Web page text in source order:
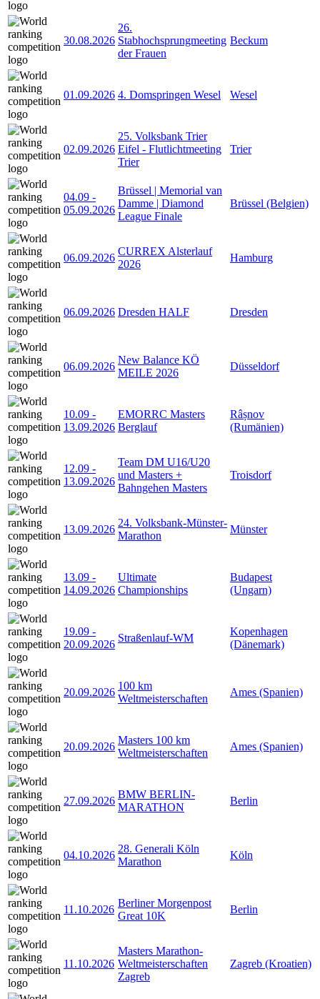
30.08.2026
26.
Stabhochsprungmeeting
der Frauen
Beckum
01.09.2026 4. Domspringen Wesel Wesel
02.09.2026
25. Volksbank Trier
Eifel - Flutlichtmeeting
Trier
Trier
04.09 -
05.09.2026
Brüssel | Memorial van
Damme | Diamond
League Finale
Brüssel (Belgien)
06.09.2026
CURREX Alsterlauf
2026
Hamburg
06.09.2026 Dresden HALF Dresden
06.09.2026
New Balance KÖ
MEILE 2026
Düsseldorf
10.09 -
13.09.2026
EMORRC Masters
Berglauf
Râșnov
(Rumänien)
12.09 -
13.09.2026
Team DM U16/U20
und Masters +
Bahngehen Masters
Troisdorf
13.09.2026
24. Volksbank-Münster-
Marathon
Münster
13.09 -
14.09.2026
Ultimate
Championships
Budapest
(Ungarn)
19.09 -
20.09.2026
Straßenlauf-WM
Kopenhagen
(Dänemark)
20.09.2026
100 km
Weltmeisterschaften
Ames (Spanien)
20.09.2026
Masters 100 km
Weltmeisterschaften
Ames (Spanien)
27.09.2026
BMW BERLIN-
MARATHON
Berlin
04.10.2026
28. Generali Köln
Marathon
Köln
11.10.2026
Berliner Morgenpost
Great 10K
Berlin
11.10.2026
Masters Marathon-
Weltmeisterschaften
Zagreb
Zagreb (Kroatien)